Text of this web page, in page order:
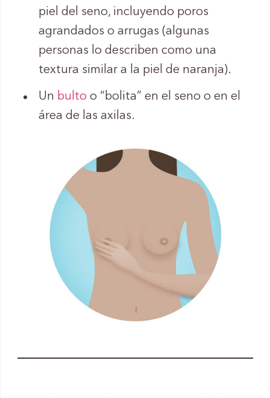
piel del seno, incluyendo poros
agrandados o arrugas (algunas
personas lo describen como una
textura similar a la piel de naranja).
Un bulto o “bolita” en el seno o en el
área de las axilas.